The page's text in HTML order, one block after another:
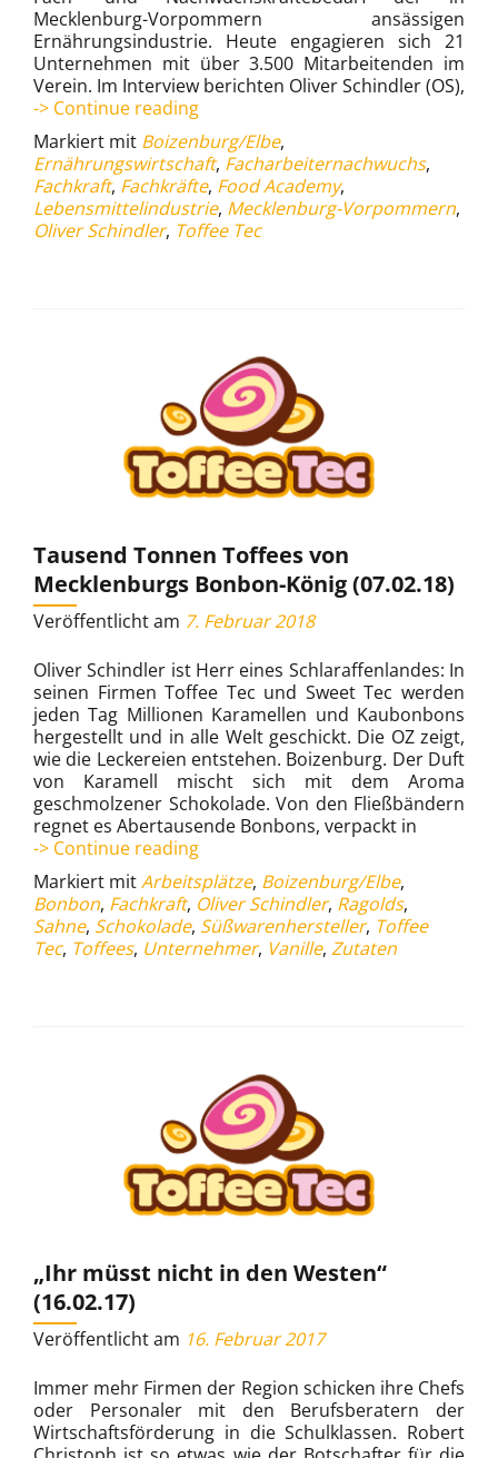
Mecklenburg-Vorpommern ansässigen
Ernährungsindustrie. Heute engagieren sich 21
Unternehmen mit über 3.500 Mitarbeitenden im
Verein. Im Interview berichten Oliver Schindler (OS),
-> Continue readingFood
Academy:
Gemeinsam
ist
viel
mehr
möglich
Markiert mit Boizenburg/Elbe,
Ernährungswirtschaft, Facharbeiternachwuchs,
Fachkraft, Fachkräfte, Food Academy,
Lebensmittelindustrie, Mecklenburg-Vorpommern,
Oliver Schindler, Toffee Tec
Tausend Tonnen Toffees von
Mecklenburgs Bonbon-König (07.02.18)
Veröffentlicht am 7. Februar 2018
Oliver Schindler ist Herr eines Schlaraffenlandes: In
seinen Firmen Toffee Tec und Sweet Tec werden
jeden Tag Millionen Karamellen und Kaubonbons
hergestellt und in alle Welt geschickt. Die OZ zeigt,
wie die Leckereien entstehen. Boizenburg. Der Duft
von Karamell mischt sich mit dem Aroma
geschmolzener Schokolade. Von den Fließbändern
regnet es Abertausende Bonbons, verpackt in
-> Continue readingTausend
Tonnen
Toffees
von
Mecklenburgs
Bonbon-
Markiert mitArbeitsplätze, Boizenburg/Elbe,
Bonbon, Fachkraft, Oliver Schindler, Ragolds,
Sahne, Schokolade, Süßwarenhersteller, Toffee
Tec, Toffees, Unternehmer, Vanille, Zutaten
„Ihr müsst nicht in den Westen“
(16.02.17)
Veröffentlicht am 16. Februar 2017
Immer mehr Firmen der Region schicken ihre Chefs
oder Personaler mit den Berufsberatern der
Wirtschaftsförderung in die Schulklassen. Robert